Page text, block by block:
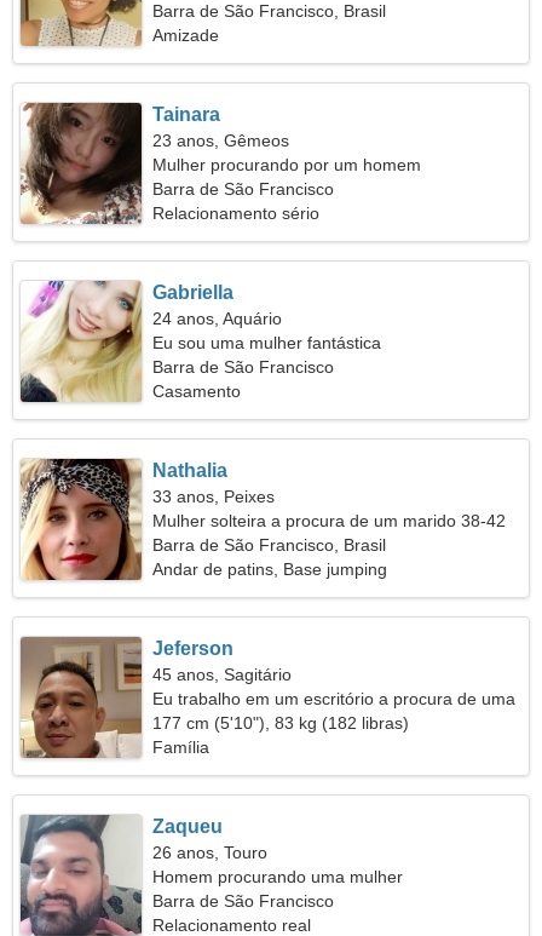
Barra de São Francisco, Brasil
Amizade
Tainara
23 anos, Gêmeos
Mulher procurando por um homem
Barra de São Francisco
Relacionamento sério
Gabriella
24 anos, Aquário
Eu sou uma mulher fantástica
Barra de São Francisco
Casamento
Nathalia
33 anos, Peixes
Mulher solteira a procura de um marido 38-42
Barra de São Francisco, Brasil
Andar de patins, Base jumping
Jeferson
45 anos, Sagitário
Eu trabalho em um escritório a procura de uma
mulher atraente
177 cm (5'10"), 83 kg (182 libras)
Família
Zaqueu
26 anos, Touro
Homem procurando uma mulher
Barra de São Francisco
Relacionamento real